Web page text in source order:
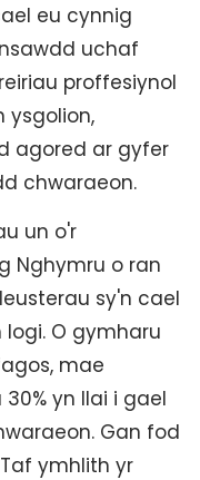
eu cynnig
uchaf
proffesiynol
ysgolion,
agored ar gyfer
chwaraeon.
un o'r
Nghymru o ran
sy'n cael
O gymharu
mae
yn llai i gael
Gan fod
ymhlith yr